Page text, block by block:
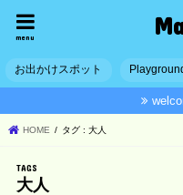
menu
お出かけスポット
HOME タグ : 大人
大人